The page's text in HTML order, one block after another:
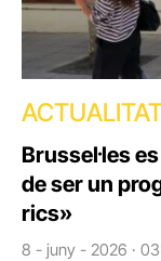
Brussel·les
de ser un
rics»
8 - juny - 2026 ·